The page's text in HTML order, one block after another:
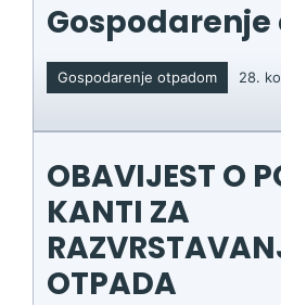
Gospodarenje otpadom 28.
OBAVIJEST O
KANTI ZA
OTPADA